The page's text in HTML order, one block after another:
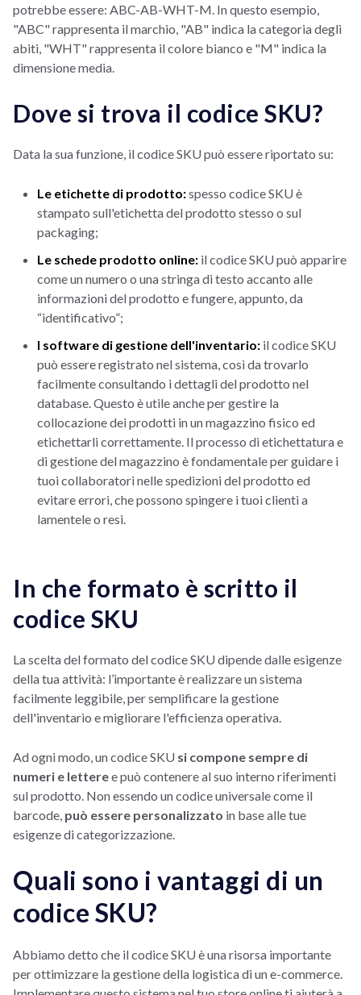
potrebbe essere: ABC-AB-WHT-M. In questo esempio,
"ABC" rappresenta il marchio, "AB" indica la categoria degli
abiti, "WHT" rappresenta il colore bianco e "M" indica la
dimensione media.
Dove si trova il codice SKU?
Data la sua funzione, il codice SKU può essere riportato su:
Le etichette di prodotto:spesso codice SKU è
stampato sull'etichetta del prodotto stesso o sul
packaging;
Le schede prodotto online: il codice SKU può apparire
come un numero o una stringa di testo accanto alle
informazioni del prodotto e fungere, appunto, da
“identificativo”;
I software di gestione dell'inventario: il codice SKU
può essere registrato nel sistema, così da trovarlo
facilmente consultando i dettagli del prodotto nel
database. Questo è utile anche per gestire la
collocazione dei prodotti in un magazzino fisico ed
etichettarli correttamente. Il processo di etichettatura e
di gestione del magazzino è fondamentale per guidare i
tuoi collaboratori nelle spedizioni del prodotto ed
evitare errori, che possono spingere i tuoi clienti a
lamentele o resi.
In che formato è scritto il
codice SKU
La scelta del formato del codice SKU dipende dalle esigenze
della tua attività: l’importante è realizzare un sistema
facilmente leggibile, per semplificare la gestione
dell'inventario e migliorare l'efficienza operativa.
Ad ogni modo, un codice SKU si compone sempre di
numeri e letteree può contenere al suo interno riferimenti
sul prodotto. Non essendo un codice universale come il
barcode, può essere personalizzato in base alle tue
esigenze di categorizzazione.
Quali sono i vantaggi di un
codice SKU?
Abbiamo detto che il codice SKU è una risorsa importante
per ottimizzare la gestione della logistica di un e-commerce.